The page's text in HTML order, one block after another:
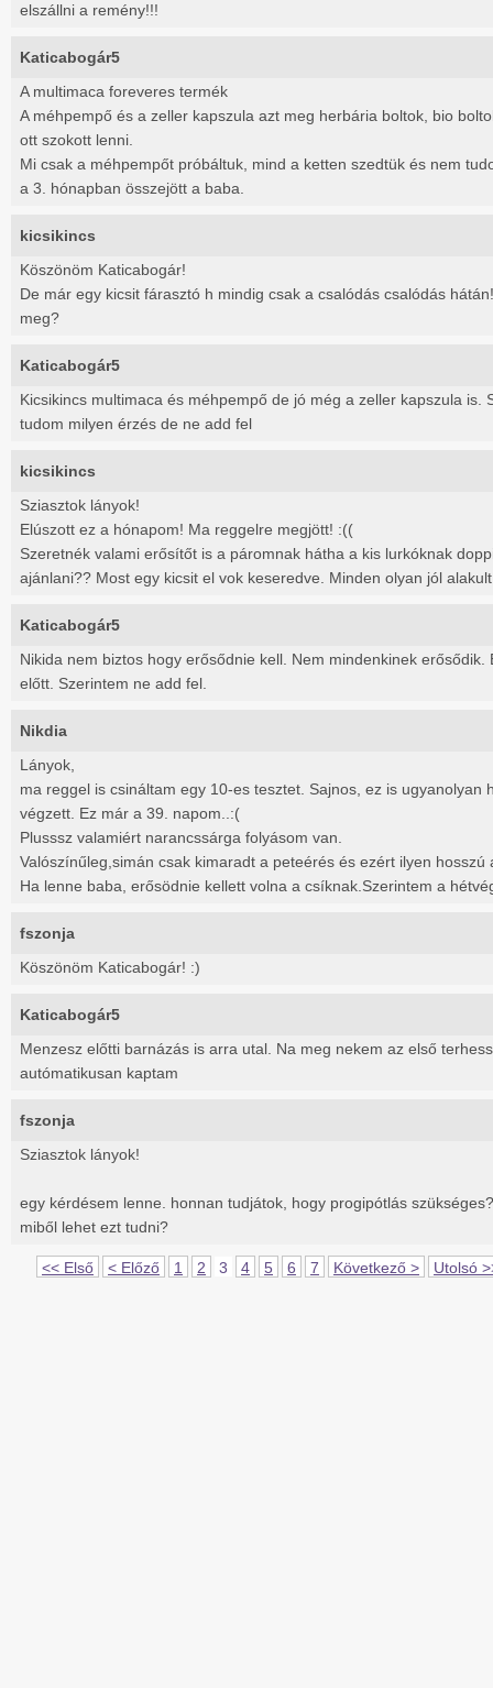
elszállni a remény!!!
Katicabogár5
A multimaca foreveres termék
A méhpempő és a zeller kapszula azt meg herbária boltok, bio
ott szokott lenni.
Mi csak a méhpempőt próbáltuk, mind a ketten szedtük és nem
a 3. hónapban összejött a baba.
kicsikincs
Köszönöm Katicabogár!
De már egy kicsit fárasztó h mindig csak a csalódás csalódás
meg?
Katicabogár5
Kicsikincs multimaca és méhpempő de jó még a zeller kapszula is.
tudom milyen érzés de ne add fel
kicsikincs
Sziasztok lányok!
Elúszott ez a hónapom! Ma reggelre megjött! :((
Szeretnék valami erősítőt is a páromnak hátha a kis lurkóknak
ajánlani?? Most egy kicsit el vok keseredve. Minden olyan jól
Katicabogár5
Nikida nem biztos hogy erősődnie kell. Nem mindenkinek
előtt. Szerintem ne add fel.
Nikdia
Lányok,
ma reggel is csináltam egy 10-es tesztet. Sajnos, ez is ugyanolyan
végzett. Ez már a 39. napom..:(
Plusssz valamiért narancssárga folyásom van.
Valószínűleg,simán csak kimaradt a peteérés és ezért ilyen hosszú
Ha lenne baba, erősödnie kellett volna a csíknak.Szerintem a
fszonja
Köszönöm Katicabogár! :)
Katicabogár5
Menzesz előtti barnázás is arra utal. Na meg nekem az első
autómatikusan kaptam
fszonja
Sziasztok lányok!
egy kérdésem lenne. honnan tudjátok, hogy progipótlás
miből lehet ezt tudni?
<< Első < Előző 1 2 3 4 5 6 7 Következő > Utolsó